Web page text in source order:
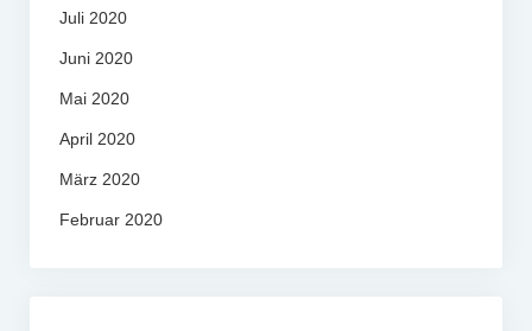
Juli 2020
Juni 2020
Mai 2020
April 2020
März 2020
Februar 2020